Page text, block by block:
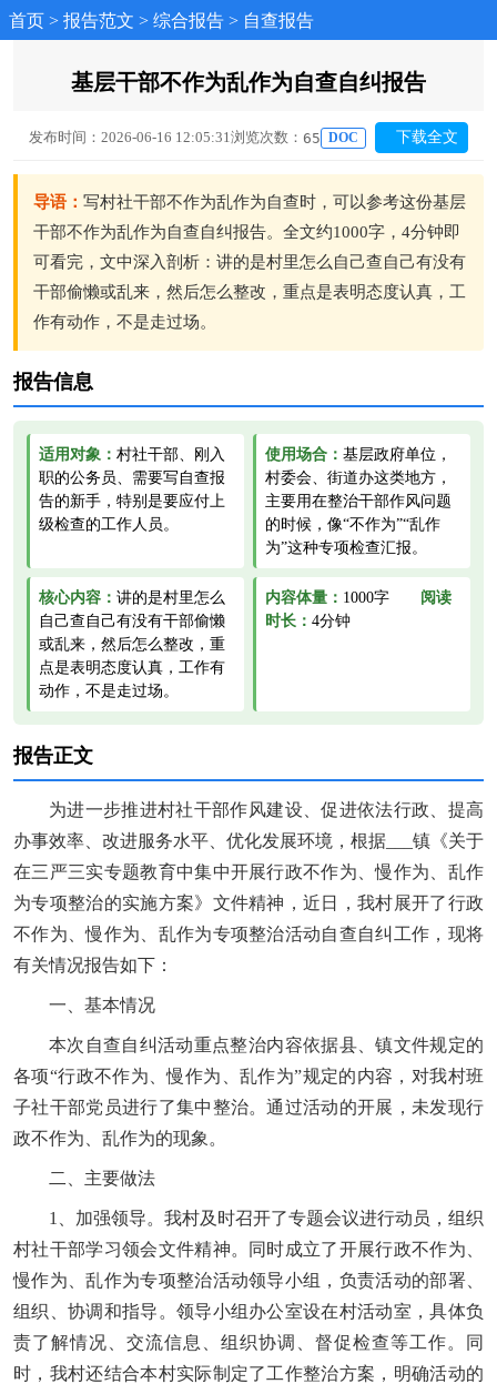
首页 > 报告范文 > 综合报告 > 自查报告
基层干部不作为乱作为自查自纠报告
发布时间：2026-06-16 12:05:31浏览次数： 65 DOC 下载全文
导语： 写村社干部不作为乱作为自查时，可以参考这份基层
干部不作为乱作为自查自纠报告。全文约1000字，4分钟即
可看完，文中深入剖析：讲的是村里怎么自己查自己有没有
干部偷懒或乱来，然后怎么整改，重点是表明态度认真，工
作有动作，不是走过场。
报告信息
适用对象： 村社干部、刚入
职的公务员、需要写自查报
告的新手，特别是要应付上
级检查的工作人员。
使用场合： 基层政府单位，
村委会、街道办这类地方，
主要用在整治干部作风问题
的时候，像“不作为”“乱作
为”这种专项检查汇报。
核心内容： 讲的是村里怎么
自己查自己有没有干部偷懒
或乱来，然后怎么整改，重
点是表明态度认真，工作有
动作，不是走过场。
内容体量： 1000字
阅读
时长： 4分钟
报告正文
为进一步推进村社干部作风建设、促进依法行政、提高
办事效率、改进服务水平、优化发展环境，根据___镇《关于
在三严三实专题教育中集中开展行政不作为、慢作为、乱作
为专项整治的实施方案》文件精神，近日，我村展开了行政
不作为、慢作为、乱作为专项整治活动自查自纠工作，现将
有关情况报告如下：
一、基本情况
本次自查自纠活动重点整治内容依据县、镇文件规定的
各项“行政不作为、慢作为、乱作为”规定的内容，对我村班
子社干部党员进行了集中整治。通过活动的开展，未发现行
政不作为、乱作为的现象。
二、主要做法
1、加强领导。我村及时召开了专题会议进行动员，组织
村社干部学习领会文件精神。同时成立了开展行政不作为、
慢作为、乱作为专项整治活动领导小组，负责活动的部署、
组织、协调和指导。领导小组办公室设在村活动室，具体负
责了解情况、交流信息、组织协调、督促检查等工作。同
时，我村还结合本村实际制定了工作整治方案，明确活动的